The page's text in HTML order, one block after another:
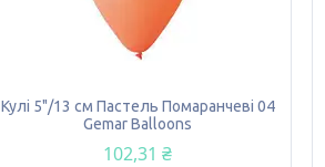
Кулі 5"/13 см Пастель Помаранчеві 04
Gemar Balloons
102,31 ₴